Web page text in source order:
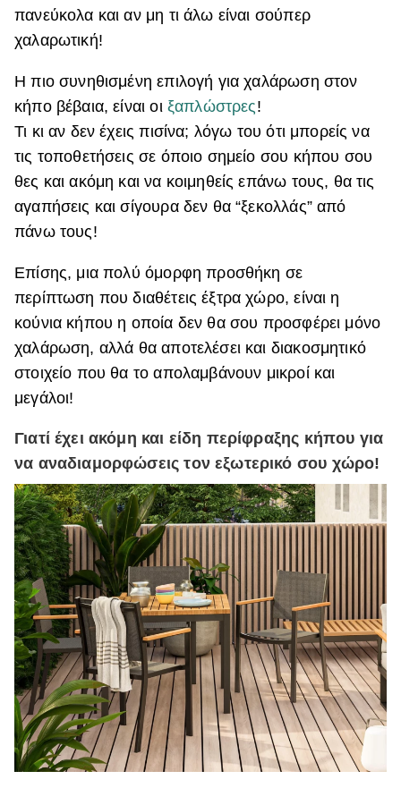
πανεύκολα και αν μη τι άλω είναι σούπερ
χαλαρωτική!
Η πιο συνηθισμένη επιλογή για χαλάρωση στον
κήπο βέβαια, είναι οι ξαπλώστρες!
Τι κι αν δεν έχεις πισίνα; λόγω του ότι μπορείς να
τις τοποθετήσεις σε όποιο σημείο σου κήπου σου
θες και ακόμη και να κοιμηθείς επάνω τους, θα τις
αγαπήσεις και σίγουρα δεν θα “ξεκολλάς” από
πάνω τους!
Επίσης, μια πολύ όμορφη προσθήκη σε
περίπτωση που διαθέτεις έξτρα χώρο, είναι η
κούνια κήπου η οποία δεν θα σου προσφέρει μόνο
χαλάρωση, αλλά θα αποτελέσει και διακοσμητικό
στοιχείο που θα το απολαμβάνουν μικροί και
μεγάλοι!
Γιατί έχει ακόμη και είδη περίφραξης κήπου για
να αναδιαμορφώσεις τον εξωτερικό σου χώρο!